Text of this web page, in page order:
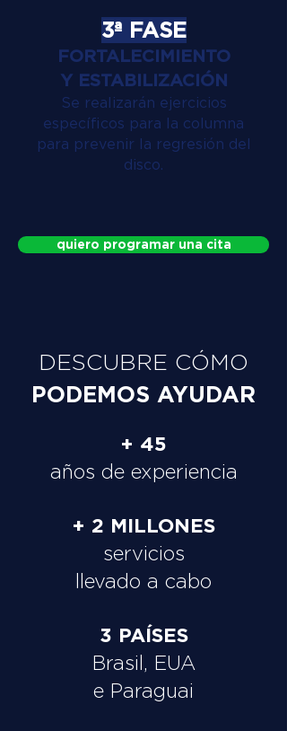
3ª FASE
FORTALECIMIENTO
Y ESTABILIZACIÓN
Se realizarán ejercicios
específicos para la columna
para prevenir la regresión del
disco.
quiero programar una cita
DESCUBRE CÓMO
PODEMOS AYUDAR
+ 45
años de experiencia
+ 2 MILLONES
servicios
llevado a cabo
3 PAÍSES
Brasil, EUA
e Paraguai